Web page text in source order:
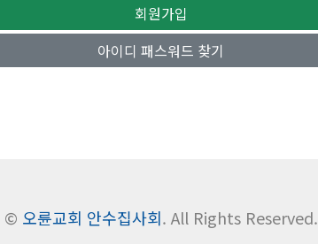
회원가입
아이디 패스워드 찾기
© 오륜교회 안수집사회. All Rights Reserved.